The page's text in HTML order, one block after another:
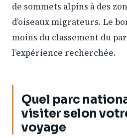
de sommets alpins à des
d’oiseaux migrateurs. Le
moins du classement du
l’expérience recherchée.
Quel parc
visiter selon
voyage